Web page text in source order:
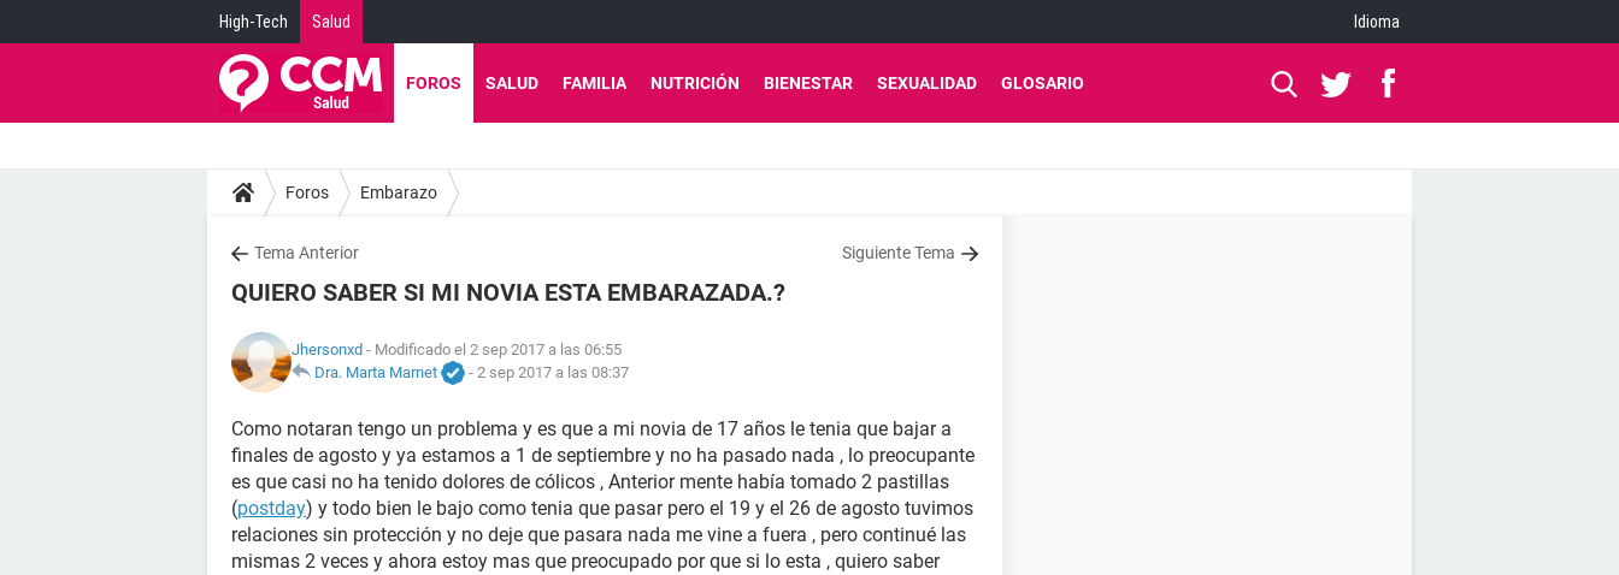
High-Tech Salud Idioma
FOROS SALUD FAMILIA NUTRICIÓN BIENESTAR SEXUALIDAD GLOSARIO
Foros Embarazo
Tema Anterior Siguiente Tema
QUIERO SABER SI MI NOVIA ESTA EMBARAZADA.?
Jhersonxd - Modificado el 2 sep 2017 a las 06:55
Dra. Marta Marnet
- 2 sep 2017 a las 08:37
Como notaran tengo un problema y es que a mi novia de 17 años le tenia que bajar a
finales de agosto y ya estamos a 1 de septiembre y no ha pasado nada , lo preocupante
es que casi no ha tenido dolores de cólicos , Anterior mente había tomado 2 pastillas
(postday) y todo bien le bajo como tenia que pasar pero el 19 y el 26 de agosto tuvimos
relaciones sin protección y no deje que pasara nada me vine a fuera , pero continué las
mismas 2 veces y ahora estoy mas que preocupado por que si lo esta , quiero saber